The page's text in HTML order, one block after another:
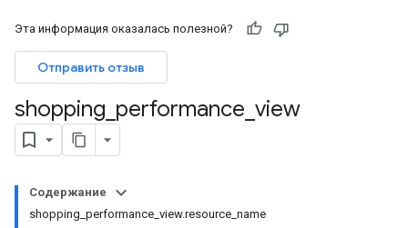
Эта информация оказалась полезной?
Отправить отзыв
shopping performance view
Содержание
shopping_performance_view.resource_name